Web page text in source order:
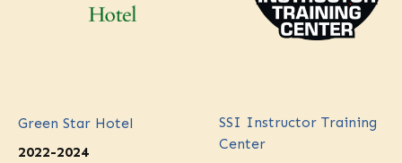
Green Star Hotel
2022-2024
SSI Instructor Training
Center